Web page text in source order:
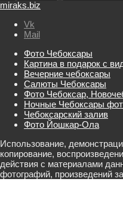
miraks.biz
Vk
Mail
Фото Чебоксары
Картина в подарок с
Вечерние чебоксары
Салюты Чебоксары
Фото Чебоксар,
Ночные Чебоксары
Чебоксарский залив
Фото Йошкар-Ола
Использование,
копирование,
действия с материалами
фотографий, произведений